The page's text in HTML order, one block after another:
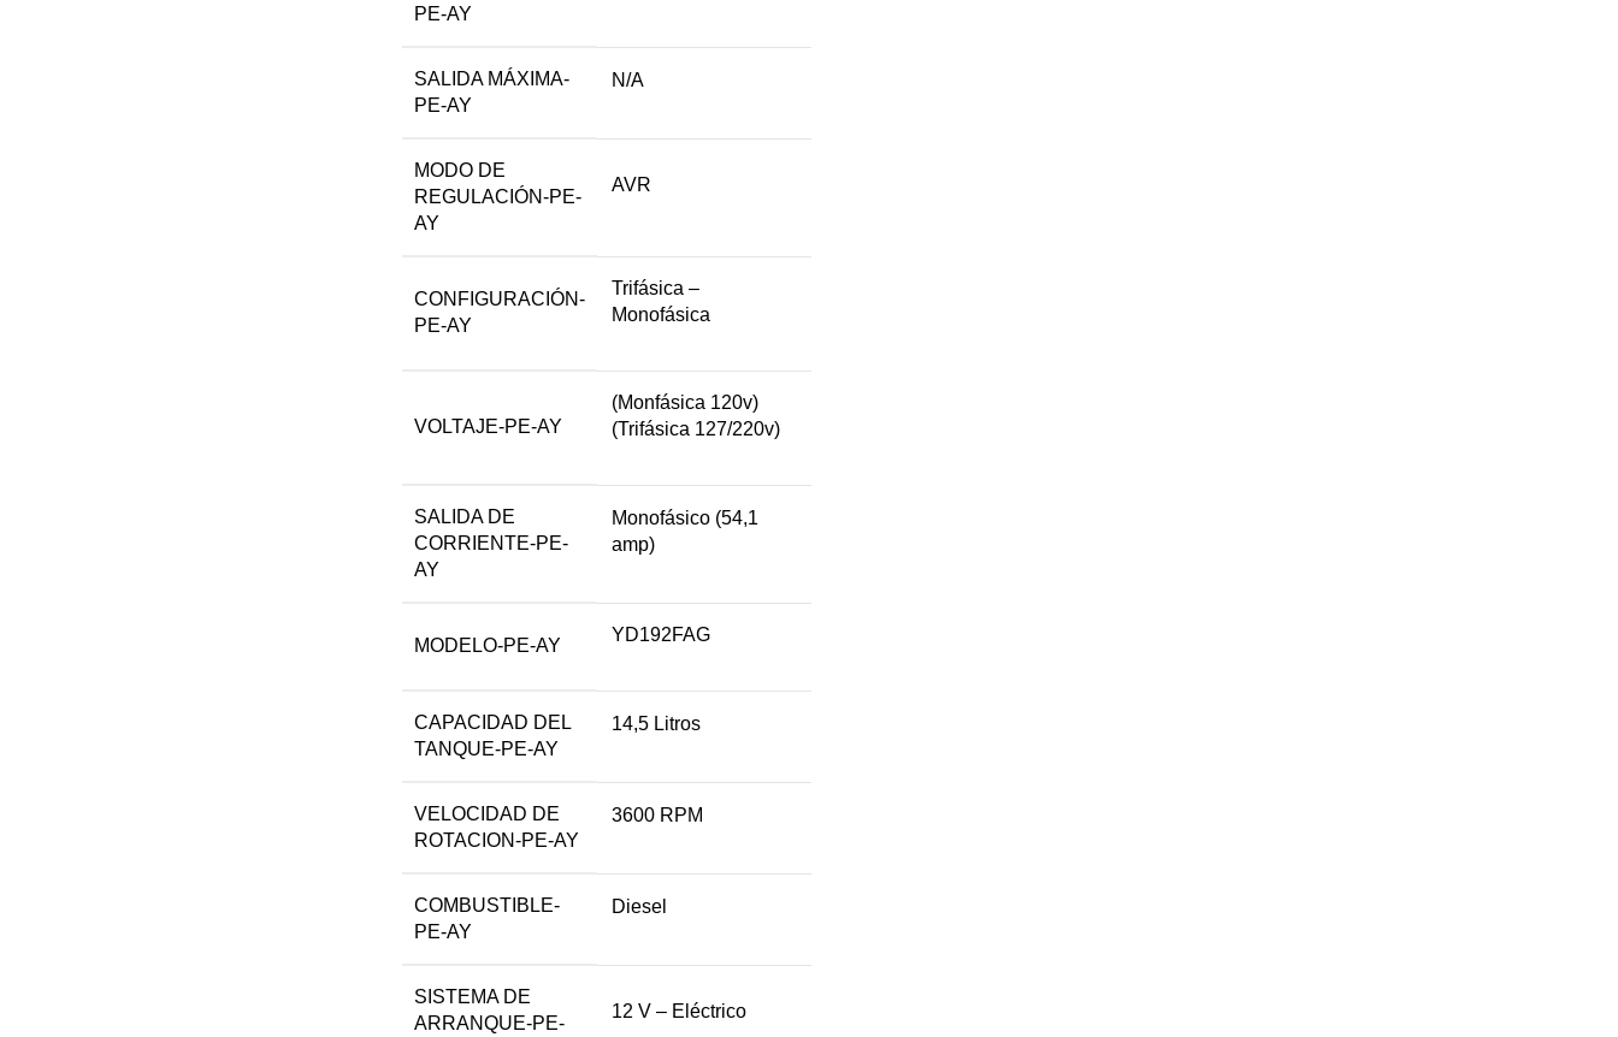
PE-AY
SALIDA MÁXIMA-
PE-AY
N/A
MODO DE
REGULACIÓN-PE-
AY
AVR
CONFIGURACIÓN-
PE-AY
Trifásica –
Monofásica
VOLTAJE-PE-AY
(Monfásica 120v) 
(Trifásica 127/220v)
SALIDA DE
CORRIENTE-PE-
AY
Monofásico (54,1
amp)
MODELO-PE-AY
YD192FAG
CAPACIDAD DEL
TANQUE-PE-AY
14,5 Litros
VELOCIDAD DE
ROTACION-PE-AY
3600 RPM
COMBUSTIBLE-
PE-AY
Diesel
SISTEMA DE
ARRANQUE-PE-
12 V – Eléctrico